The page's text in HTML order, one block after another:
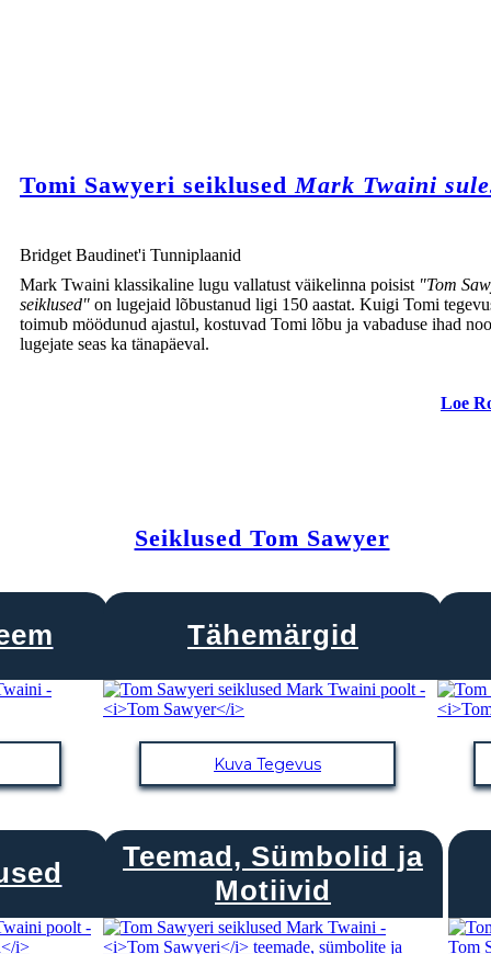
Tomi Sawyeri seiklused Mark Twaini
Bridget Baudinet'i Tunniplaanid
Mark Twaini klassikaline lugu vallatust väikelinna poisist "Tom
seiklused" on lugejaid lõbustanud ligi 150 aastat. Kuigi Tomi
toimub möödunud ajastul, kostuvad Tomi lõbu ja vabaduse ihad
lugejate seas ka tänapäeval.
Loe
Seiklused Tom Sawyer
Tähemärgid
Kuva Tegevus
Teemad, Sümbolid ja
Motiivid